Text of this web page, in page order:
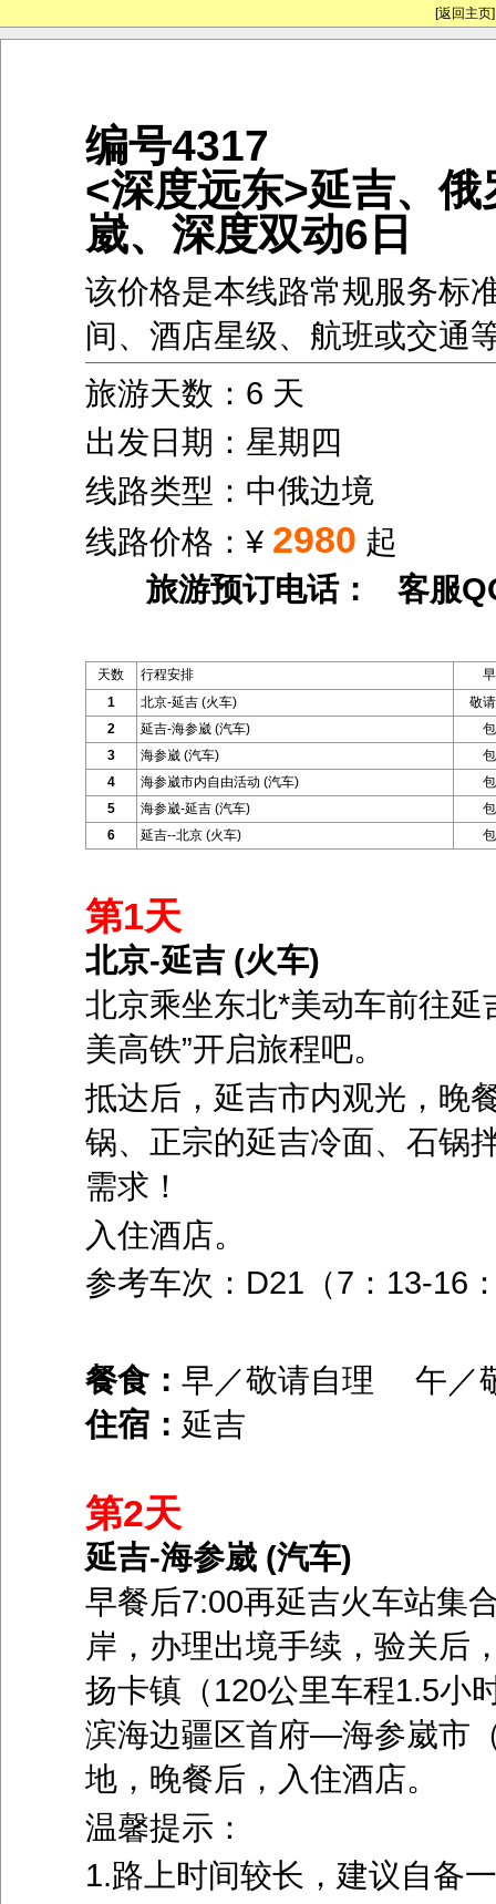
[返回主页]
编号4317
<深度远东>延吉、俄
崴、深度双动6日
该价格是本线路常规服务标
间、酒店星级、航班或交通
旅游天数：6 天
出发日期：星期四
线路类型：中俄边境
线路价格：¥ 2980 起
旅游预订电话： 客服
天数 行程安排
1
北京-延吉 (火车)
敬
2
延吉-海参崴 (汽车)
3
海参崴 (汽车)
4
海参崴市内自由活动 (汽车)
5
海参崴-延吉 (汽车)
6
延吉--北京 (火车)
第1天
北京-延吉 (火车)
北京乘坐东北*美动车前往延
美高铁”开启旅程吧。
抵达后，延吉市内观光，晚
锅、正宗的延吉冷面、石
需求！
入住酒店。
参考车次：D21（7：13-16
餐食： 早／敬请自理 午
住宿： 延吉
第2天
延吉-海参崴 (汽车)
早餐后7:00再延吉火车站集
岸，办理出境手续，验关后
扬卡镇（120公里车程1.5小
滨海边疆区首府—海参崴市
地，晚餐后，入住酒店。
温馨提示：
1.路上时间较长，建议自备